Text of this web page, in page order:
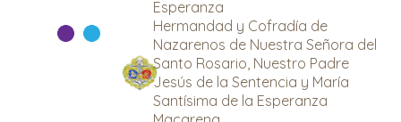
Esperanza
Hermandad y Cofradía de
Nazarenos de Nuestra Señora del
Santo Rosario, Nuestro Padre
Jesús de la Sentencia y María
Santísima de la Esperanza